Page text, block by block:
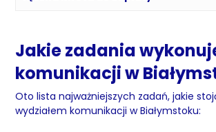
Jakie zadania
komunikacji w
Oto lista najważniejszych zadań, jakie
wydziałem komunikacji w Białymstoku: